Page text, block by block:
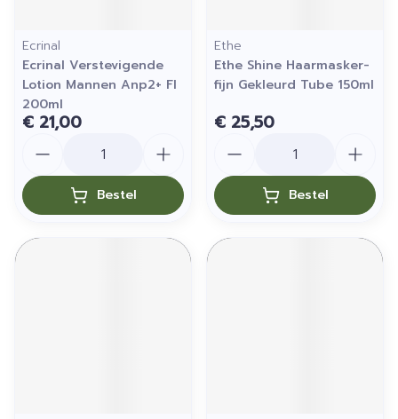
Ecrinal
Ecrinal Verstevigende
Lotion Mannen Anp2+ Fl
200ml
€ 21,00
Bestel
Ethe
Ethe Shine Haarmasker-
fijn Gekleurd Tube 150ml
€ 25,50
Bestel